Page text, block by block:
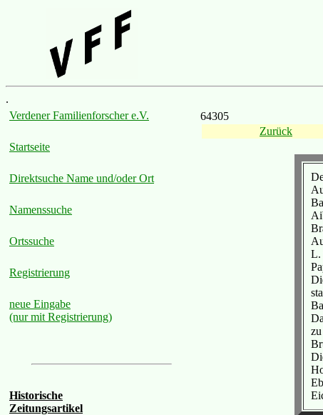
.
Verdener Familienforscher e.V.
Startseite
Direktsuche Name und/oder Ort
Namenssuche
Ortssuche
Registrierung
neue Eingabe
(nur mit Registrierung)
Historische
Zeitungsartikel
64305
Zurück
L.